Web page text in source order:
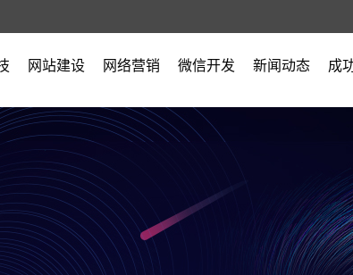
网站建设 网络营销 微信开发 新闻动态
公司新闻
成